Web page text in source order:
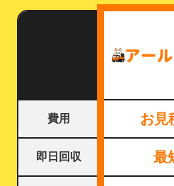
費用 お見
即日回収 最